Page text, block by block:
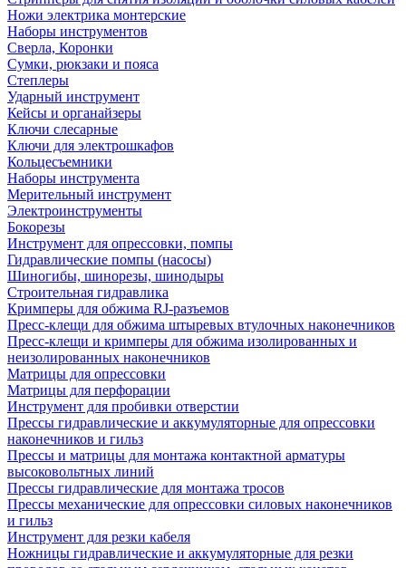
Ножи электрика монтерские
Наборы инструментов
Сверла, Коронки
Сумки, рюкзаки и пояса
Степлеры
Ударный инструмент
Кейсы и органайзеры
Ключи слесарные
Ключи для электрошкафов
Кольцесъемники
Наборы инструмента
Мерительный инструмент
Электроинструменты
Бокорезы
Инструмент для опрессовки, помпы
Гидравлические помпы (насосы)
Шиногибы, шинорезы, шинодыры
Строительная гидравлика
Кримперы для обжима RJ-разъемов
Пресс-клещи для обжима штыревых втулочных наконечников
Пресс-клещи и кримперы для обжима изолированных и
неизолированных наконечников
Матрицы для опрессовки
Матрицы для перфорации
Инструмент для пробивки отверстии
Прессы гидравлические и аккумуляторные для опрессовки
наконечников и гильз
Прессы и матрицы для монтажа контактной арматуры
высоковольтных линий
Прессы гидравлические для монтажа тросов
Прессы механические для опрессовки силовых наконечников
и гильз
Инструмент для резки кабеля
Ножницы гидравлические и аккумуляторные для резки